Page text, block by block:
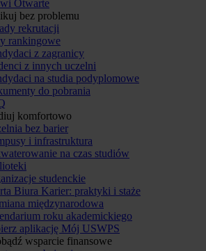
Otwarte
bez problemu
rekrutacji
rankingowe
z zagranicy
z innych uczelni
na studia podyplomowe
do pobrania
komfortowo
bez barier
i infrastruktura
na czas studiów
studenckie
Biura Karier: praktyki i staże
międzynarodowa
roku akademickiego
aplikację Mój USWPS
wsparcie finansowe